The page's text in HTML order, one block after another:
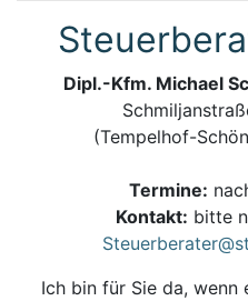
Dipl.-Kfm. Michael
(Tempelhof-
Termine:
Kontakt: bitte
Ich bin für Sie da, wenn